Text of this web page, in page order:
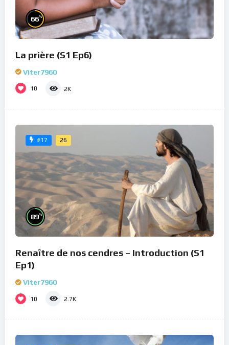
66%
La prière (S1 Ep6)
Viter7960
10 2K
#17 26
89%
Renaître de nos cendres – Introduction (S1
Ep1)
Viter7960
10 2.7K